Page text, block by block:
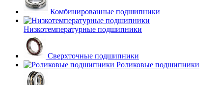
Комбинированные подшипники
Низкотемпературные подшипники
Сверхточные подшипники
Роликовые подшипники